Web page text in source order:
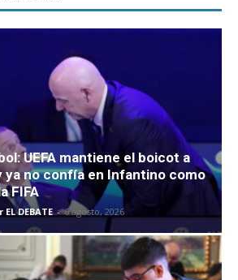
UEFA mantiene el boicot a
ya no confía en Infantino como
FIFA
DEBATE - 6 agosto, 2026